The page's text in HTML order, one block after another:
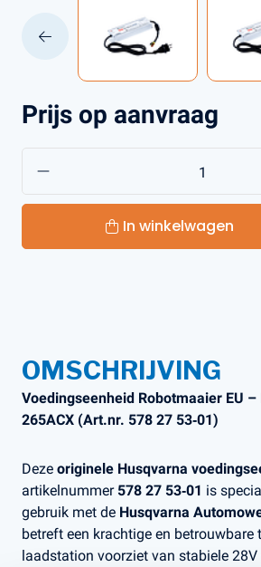
Prijs op aanvraag
In winkelwagen
OMSCHRIJVING
Voedingseenheid Robotmaaier EU –
265ACX (Art.nr. 578 27 53‑01)
Deze originele Husqvarna
artikelnummer 578 27 53‑01 is
gebruik met de Husqvarna
betreft een krachtige en betrouwbare
laadstation voorziet van stabiele 28V